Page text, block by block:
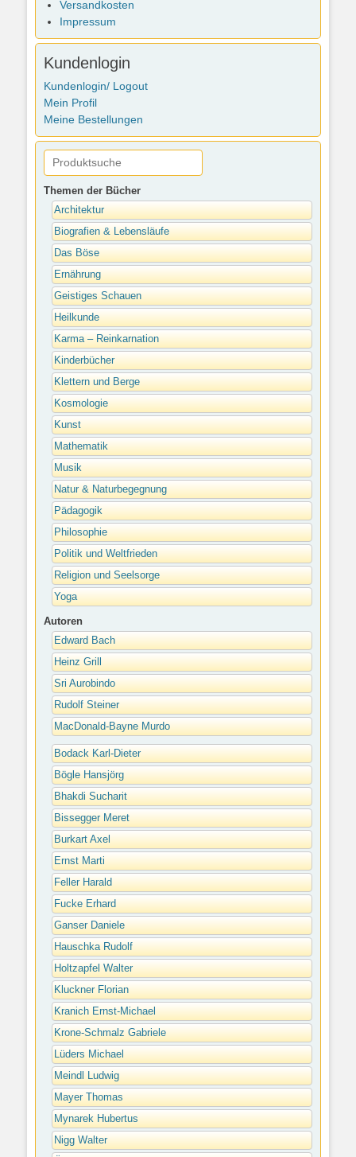
Versandkosten
Impressum
Kundenlogin
Kundenlogin/ Logout
Mein Profil
Meine Bestellungen
Themen der Bücher
Architektur
Biografien & Lebensläufe
Das Böse
Ernährung
Geistiges Schauen
Heilkunde
Karma – Reinkarnation
Kinderbücher
Klettern und Berge
Kosmologie
Kunst
Mathematik
Musik
Natur & Naturbegegnung
Pädagogik
Philosophie
Politik und Weltfrieden
Religion und Seelsorge
Yoga
Autoren
Edward Bach
Heinz Grill
Sri Aurobindo
Rudolf Steiner
MacDonald-Bayne Murdo
Bodack Karl-Dieter
Bögle Hansjörg
Bhakdi Sucharit
Bissegger Meret
Burkart Axel
Ernst Marti
Feller Harald
Fucke Erhard
Ganser Daniele
Hauschka Rudolf
Holtzapfel Walter
Kluckner Florian
Kranich Ernst-Michael
Krone-Schmalz Gabriele
Lüders Michael
Meindl Ludwig
Mayer Thomas
Mynarek Hubertus
Nigg Walter